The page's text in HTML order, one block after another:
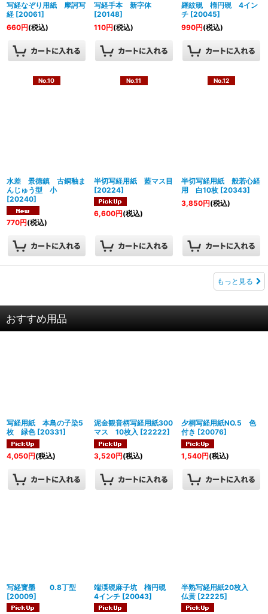
写経なぞり用紙 摩訶写
経 [20061]
660円(税込)
写経手本 新字体
[20148]
110円(税込)
羅紋硯 楕円硯 4イン
チ [20045]
990円(税込)
No.10
水差 景徳鎮 古銅釉ま
んじゅう型 小
[20240]
770円(税込)
No.11
半切写経用紙 藍マス目
[20224]
6,600円(税込)
No.12
半切写経用紙 般若心経
用 白10枚 [20343]
3,850円(税込)
もっと見る
おすすめ用品
写経用紙 本鳥の子染5
枚 緑色 [20331]
4,050円(税込)
泥金観音柄写経用紙300
マス 10枚入 [22222]
3,520円(税込)
夕桐写経用紙NO.5 色
付き [20076]
1,540円(税込)
写経寳墨 0.8丁型
[20009]
端渓硯麻子坑 楕円硯
4インチ [20043]
半熟写経用紙20枚入
仏黄 [22225]